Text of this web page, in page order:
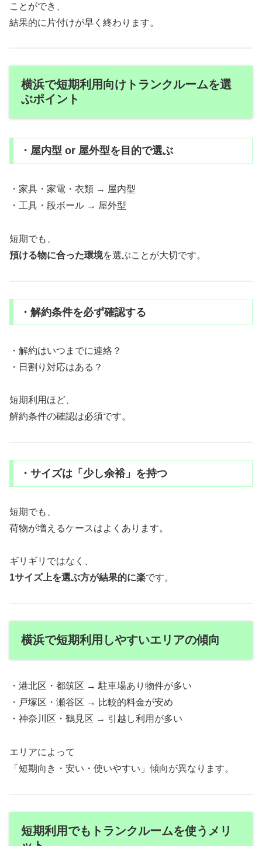
ことができ、
結果的に片付けが早く終わります。
横浜で短期利用向けトランクルームを選
ぶポイント
・屋内型 or 屋外型を目的で選ぶ
・家具・家電・衣類 → 屋内型
・工具・段ボール → 屋外型
短期でも、
預ける物に合った環境を選ぶことが大切です。
・解約条件を必ず確認する
・解約はいつまでに連絡？
・日割り対応はある？
短期利用ほど、
解約条件の確認は必須です。
・サイズは「少し余裕」を持つ
短期でも、
荷物が増えるケースはよくあります。
ギリギリではなく、
1サイズ上を選ぶ方が結果的に楽です。
横浜で短期利用しやすいエリアの傾向
・港北区・都筑区 → 駐車場あり物件が多い
・戸塚区・瀬谷区 → 比較的料金が安め
・神奈川区・鶴見区 → 引越し利用が多い
エリアによって
「短期向き・安い・使いやすい」傾向が異なります。
短期利用でもトランクルームを使うメリ